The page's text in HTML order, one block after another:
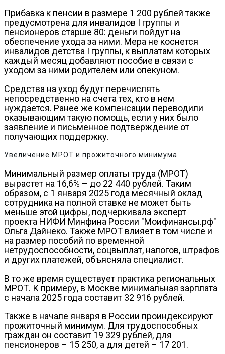
Прибавка к пенсии в размере 1 200 рублей также
предусмотрена для инвалидов I группы и
пенсионеров старше 80: деньги пойдут на
обеспечение ухода за ними. Мера не коснется
инвалидов детства I группы, к выплатам которых
каждый месяц добавляют пособие в связи с
уходом за ними родителем или опекуном.
Средства на уход будут перечислять
непосредственно на счета тех, кто в нем
нуждается. Ранее же компенсации переводили
оказывающим такую помощь, если у них было
заявление и письменное подтверждение от
получающих поддержку.
Увеличение МРОТ и прожиточного минимума
Минимальный размер оплаты труда (МРОТ)
вырастет на 16,6% – до 22 440 рублей. Таким
образом, с 1 января 2025 года месячный оклад
сотрудника на полной ставке не может быть
меньше этой цифры, подчеркивала эксперт
проекта НИФИ Минфина России "Моифинансы.рф"
Ольга Дайнеко. Также МРОТ влияет в том числе и
на размер пособий по временной
нетрудоспособности, соцвыплат, налогов, штрафов
и других платежей, объясняла специалист.
В то же время существует практика региональных
МРОТ. К примеру, в Москве минимальная зарплата
с начала 2025 года составит 32 916 рублей.
Также в начале января в России проиндексируют
прожиточный минимум. Для трудоспособных
граждан он составит 19 329 рублей, для
пенсионеров – 15 250, а для детей – 17 201.